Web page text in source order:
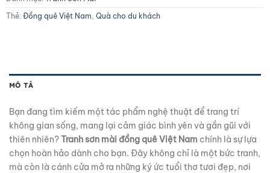
Thẻ: Đồng quê Việt Nam, Quà cho du khách
MÔ TẢ
Bạn đang tìm kiếm một tác phẩm nghệ thuật để trang trí
không gian sống, mang lại cảm giác bình yên và gần gũi với
thiên nhiên?Tranh sơn mài đồng quê Việt Nam chính là sự lựa
chọn hoàn hảo dành cho bạn. Đây không chỉ là một bức tranh,
mà còn là cánh cửa mở ra những ký ức tuổi thơ tươi đẹp, nơi